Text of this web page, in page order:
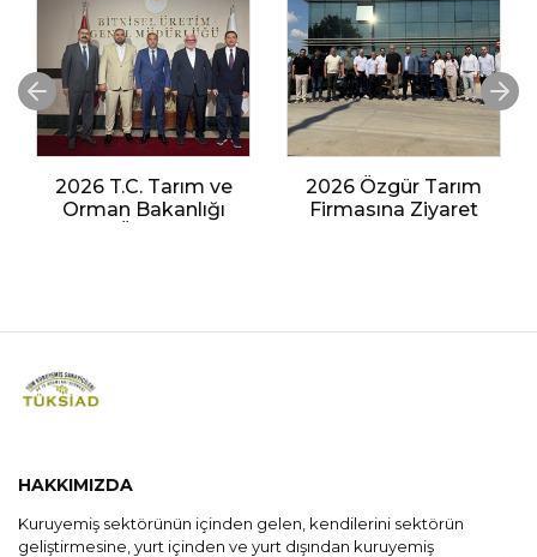
2026 T.C. Tarım ve
Orman Bakanlığı
2026 Özgür Tarım
Firmasına Ziyaret
HAKKIMIZDA
Kuruyemiş sektörünün içinden gelen, kendilerini sektörün
geliştirmesine, yurt içinden ve yurt dışından kuruyemiş